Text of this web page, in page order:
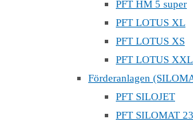
PFT HM 5 super
PFT LOTUS XL
PFT LOTUS XS
PFT LOTUS XXL
Förderanlagen
PFT SILOJET
PFT SILOMAT